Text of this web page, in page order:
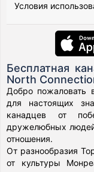
Условия
Бесплатная
North
Добро пожаловать
для настоящих
канадцев от
дружелюбных
отношения.
От разнообразия
от культуры